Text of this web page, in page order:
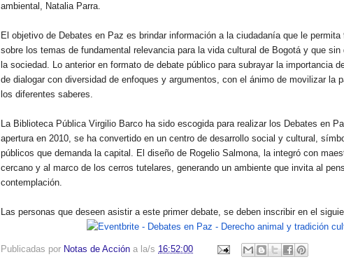
ambiental, Natalia Parra.
El objetivo de Debates en Paz es brindar información a la ciudadanía que le
sobre los temas de fundamental relevancia para la vida cultural de Bogotá y que sin
la sociedad. Lo anterior en formato de debate público para subrayar la importancia
de dialogar con diversidad de enfoques y argumentos, con el ánimo de movilizar la
los diferentes saberes.
La Biblioteca Pública Virgilio Barco ha sido escogida para realizar los Debates en
apertura en 2010, se ha convertido en un centro de desarrollo social y cultural,
públicos que demanda la capital. El diseño de Rogelio Salmona, la integró con
cercano y al marco de los cerros tutelares, generando un ambiente que invita al
contemplación.
Las personas que deseen asistir a este primer debate, se deben inscribir en el
Publicadas por Notas de Acción a la/s 16:52:00